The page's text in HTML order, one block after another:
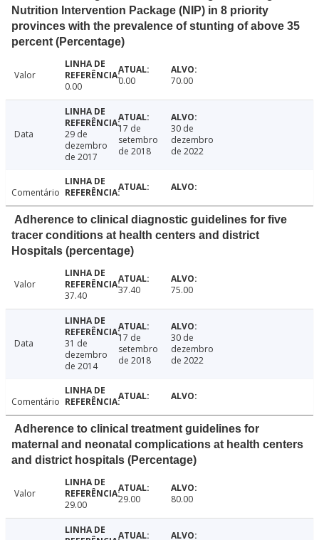
Nutrition Intervention Package (NIP) in 8 priority
provinces with the prevalence of stunting of above 35
percent (Percentage)
Valor
0.00
0.00 70.00
Data
29 de
dezembro
de 2017
17 de
setembro
de 2018
30 de
dezembro
de 2022
Comentário
Adherence to clinical diagnostic guidelines for five
tracer conditions at health centers and district
Hospitals (percentage)
Valor
37.40
37.40 75.00
Data
31 de
dezembro
de 2014
17 de
setembro
de 2018
30 de
dezembro
de 2022
Comentário
Adherence to clinical treatment guidelines for
maternal and neonatal complications at health centers
and district hospitals (Percentage)
Valor
29.00
29.00 80.00